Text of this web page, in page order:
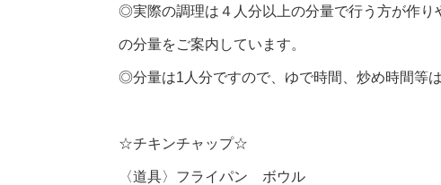
◎実際の調理は４人分以上の分量で行う方が作
の分量をご案内しています。
◎分量は1人分ですので、ゆで時間、炒め時間等
☆チキンチャップ☆
〈道具〉フライパン ボウル